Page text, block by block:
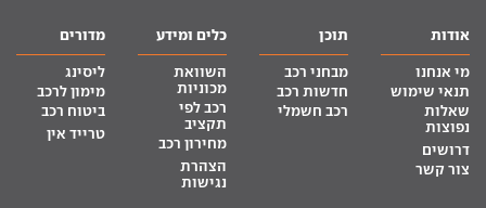
אודות
מי אנחנו
תנאי שימוש
שאלות
נפוצות
דרושים
צור קשר
תוכן
מבחני רכב
חדשות רכב
רכב חשמלי
כלים ומידע
השוואת
מכוניות
רכב לפי
תקציב
מחירון רכב
הצהרת
נגישות
מדורים
ליסינג
מימון לרכב
ביטוח רכב
טרייד אין